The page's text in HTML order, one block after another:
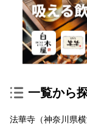
一覧から
法華寺（神奈川県